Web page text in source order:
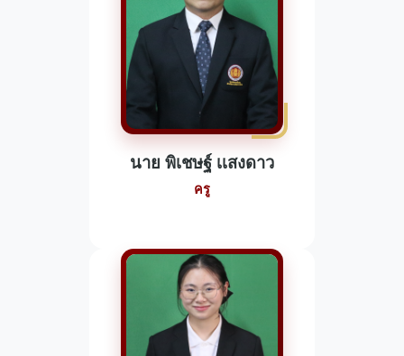
นาย พิเชษฐ์ เเสงดาว
ครู